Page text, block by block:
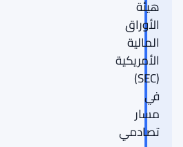
هيئة
الأوراق
المالية
الأمريكية
(SEC)
في
مسار
تصادمي